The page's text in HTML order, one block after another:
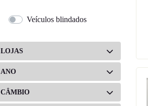
Veículos blindados
LOJAS
ANO
CÂMBIO